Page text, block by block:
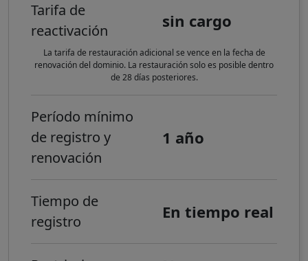
Tarifa de
reactivación
sin cargo
La tarifa de restauración adicional se vence en la fecha de
renovación del dominio. La restauración solo es posible dentro
de 28 días posteriores.
Período mínimo
de registro y
renovación
1 año
Tiempo de
registro
En tiempo real